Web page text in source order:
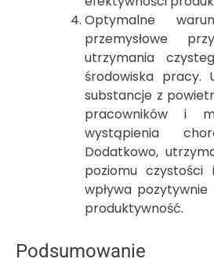
Optymalne
przemysłowe
utrzymania
środowiska pracy.
substancje z
pracowników i
wystąpienia
Dodatkowo,
poziomu
wpływa
produktywność.
Podsumowanie